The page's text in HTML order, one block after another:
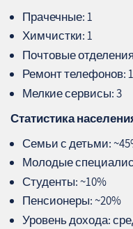
Прачечные: 1
Химчистки: 1
Почтовые
Ремонт телефонов: 1
Мелкие сервисы: 3
Статистика
Семьи с детьми:
Молодые
Студенты: ~10%
Пенсионеры: ~20%
Уровень дохода: